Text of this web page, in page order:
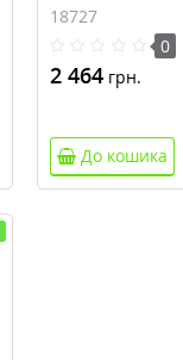
18727
0
2 464грн.
До кошика